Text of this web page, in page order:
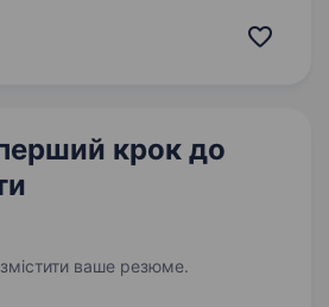
системи накопичення
крок до
ваше резюме.